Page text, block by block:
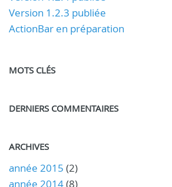
Version 1.2.3 publiée
ActionBar en préparation
MOTS CLÉS
DERNIERS COMMENTAIRES
ARCHIVES
année 2015 (2)
année 2014(8)